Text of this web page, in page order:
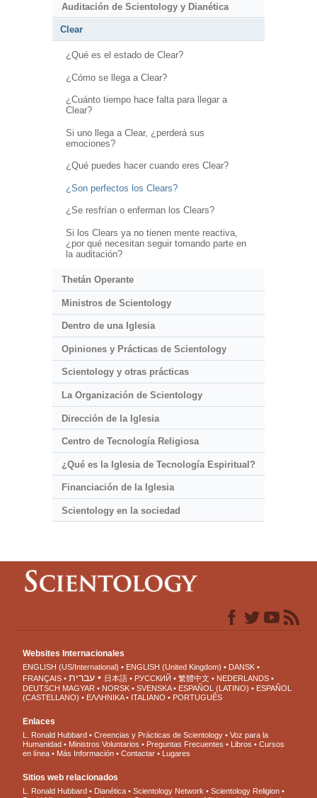
Auditación de Scientology y Dianética
Clear
¿Qué es el estado de Clear?
¿Cómo se llega a Clear?
¿Cuánto tiempo hace falta para llegar a
Clear?
Si uno llega a Clear, ¿perderá sus
emociones?
¿Qué puedes hacer cuando eres Clear?
¿Son perfectos los Clears?
¿Se resfrían o enferman los Clears?
Si los Clears ya no tienen mente reactiva,
¿por qué necesitan seguir tomando parte en
la auditación?
Thetán Operante
Ministros de Scientology
Dentro de una Iglesia
Opiniones y Prácticas de Scientology
Scientology y otras prácticas
La Organización de Scientology
Dirección de la Iglesia
Centro de Tecnología Religiosa
¿Qué es la Iglesia de Tecnología Espiritual?
Financiación de la Iglesia
Scientology en la sociedad
Websites Internacionales
ENGLISH (US/International) ENGLISH (United Kingdom)
DANSK
FRANÇAIS
עברית 日本語 РУССКИЙ 繁體中文
NEDERLANDS
DEUTSCH MAGYAR NORSK SVENSKA ESPAÑOL (LATINO)
ESPAÑOL
(CASTELLANO)
ΕΛΛΗΝΙΚA ITALIANO PORTUGUÊS
Enlaces
L. Ronald Hubbard Creencias y Prácticas de Scientology
Voz para la
Humanidad
Ministros Voluntarios Preguntas Frecuentes Libros
Cursos
en línea
Más Información Contactar Lugares
Sitios web relacionados
L. Ronald Hubbard Dianética Scientology Network
Scientology Religion